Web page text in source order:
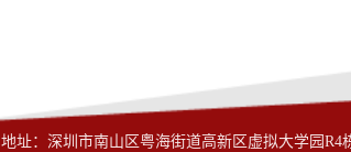
地址：深圳市南山区粤海街道高新区虚拟大学园R4